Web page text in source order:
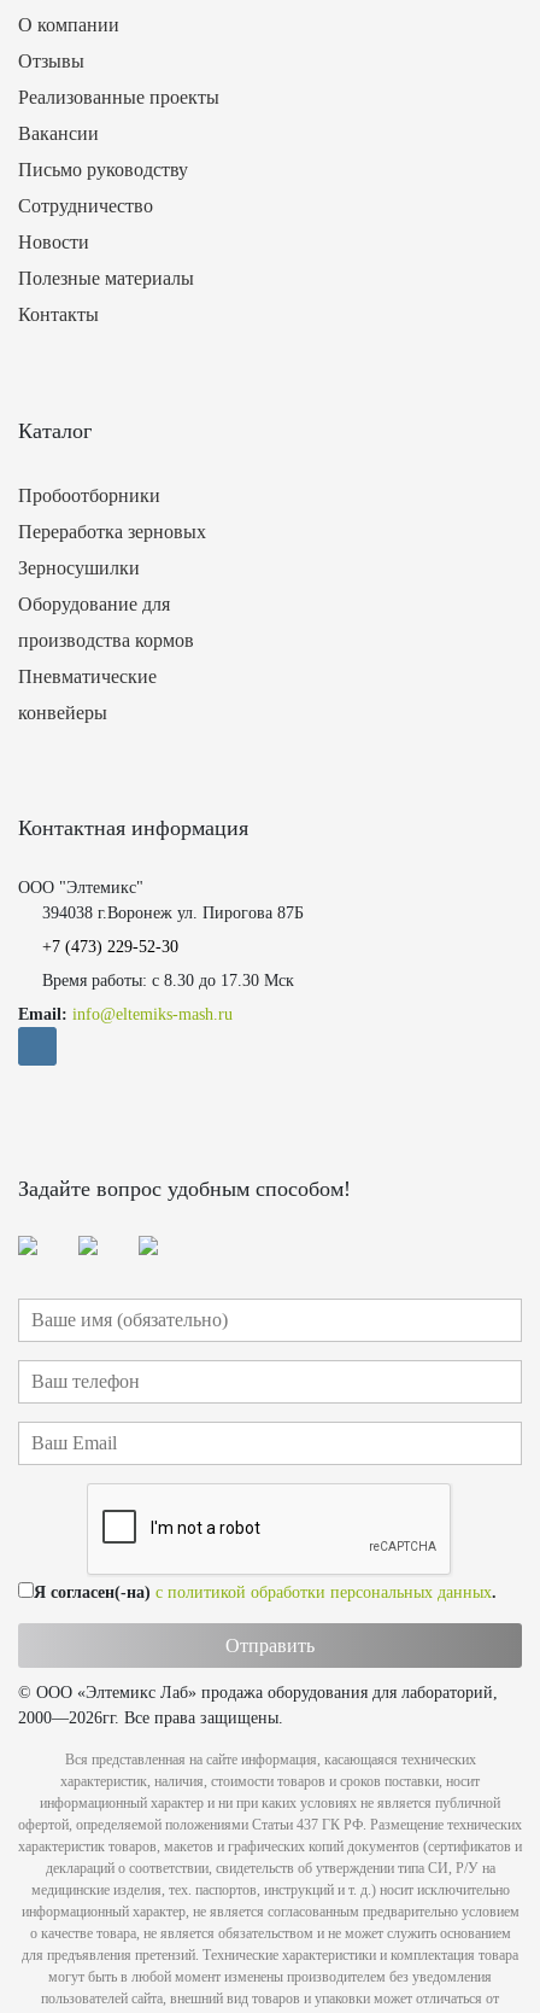
О компании
Отзывы
Реализованные проекты
Вакансии
Письмо руководству
Сотрудничество
Новости
Полезные материалы
Контакты
Каталог
Пробоотборники
Переработка зерновых
Зерносушилки
Оборудование для
производства кормов
Пневматические
конвейеры
Контактная информация
ООО "Элтемикс"
394038 г.Воронеж ул. Пирогова 87Б
+7 (473) 229-52-30
Время работы: с 8.30 до 17.30 Мск
Email: info@eltemiks-mash.ru
Задайте вопрос удобным способом!
Я согласен(-на) с политикой обработки персональных данных.
© ООО «Элтемикс Лаб» продажа оборудования для лабораторий,
2000—2026гг. Все права защищены.
Вся представленная на сайте информация, касающаяся технических
характеристик, наличия, стоимости товаров и сроков поставки, носит
информационный характер и ни при каких условиях не является публичной
офертой, определяемой положениями Статьи 437 ГК РФ. Размещение технических
характеристик товаров, макетов и графических копий документов (сертификатов и
деклараций о соответствии, свидетельств об утверждении типа СИ, Р/У на
медицинские изделия, тех. паспортов, инструкций и т. д.) носит исключительно
информационный характер, не является согласованным предварительно условием
о качестве товара, не является обязательством и не может служить основанием
для предъявления претензий. Технические характеристики и комплектация товара
могут быть в любой момент изменены производителем без уведомления
пользователей сайта, внешний вид товаров и упаковки может отличаться от